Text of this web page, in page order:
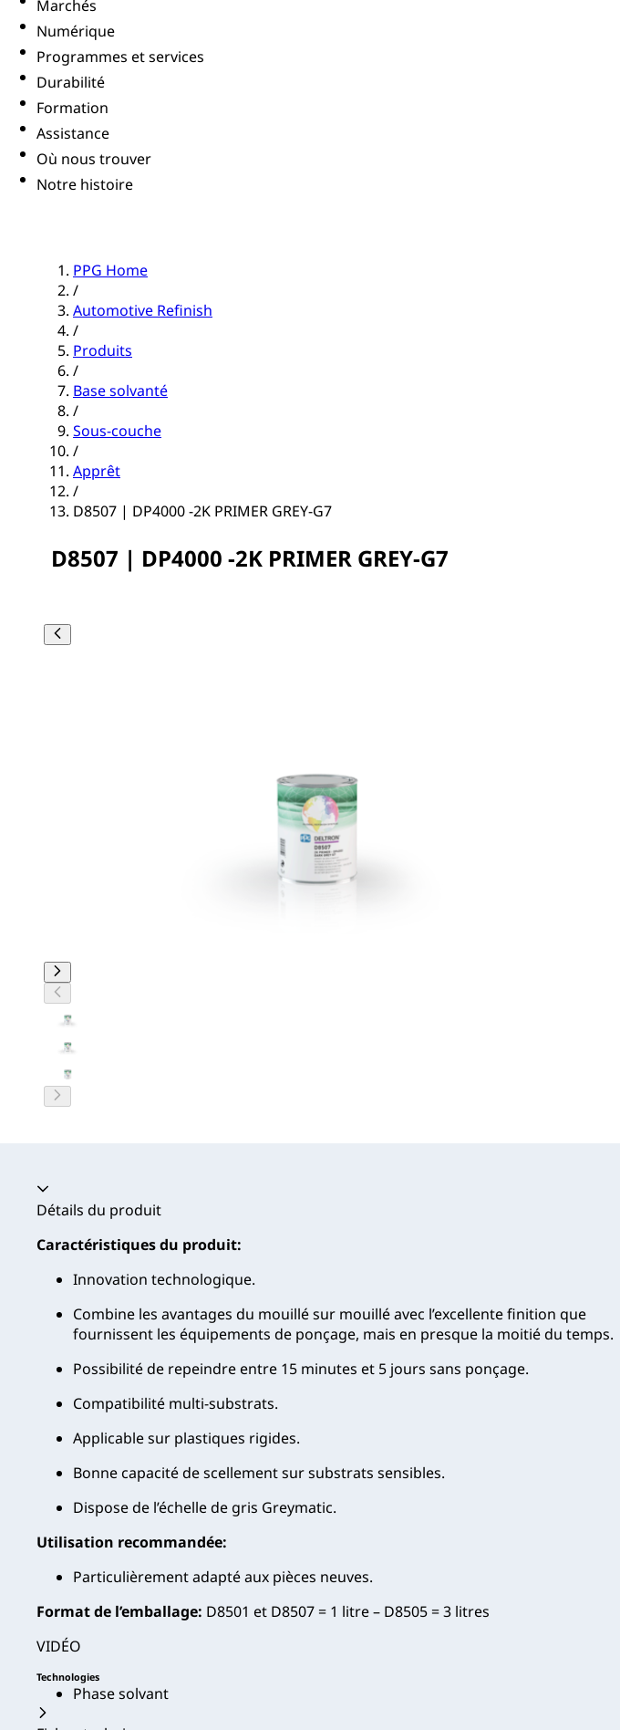
Marchés
Numérique
Programmes et services
Durabilité
Formation
Assistance
Où nous trouver
Notre histoire
PPG Home
/
Automotive Refinish
/
Produits
/
Base solvanté
/
Sous-couche
/
Apprêt
/
D8507 | DP4000 -2K PRIMER GREY-G7
D8507 | DP4000 -2K PRIMER GREY-G7
Accordéon fermé
Détails du produit
Caractéristiques du produit:
Innovation technologique.
Combine les avantages du mouillé sur mouillé avec l’excellente finition que
fournissent les équipements de ponçage, mais en presque la moitié du temps.
Possibilité de repeindre entre 15 minutes et 5 jours sans ponçage.
Compatibilité multi-substrats.
Applicable sur plastiques rigides.
Bonne capacité de scellement sur substrats sensibles.
Dispose de l’échelle de gris Greymatic.
Utilisation recommandée:
Particulièrement adapté aux pièces neuves.
Format de l’emballage: D8501 et D8507 = 1 litre – D8505 = 3 litres
VIDÉO
Technologies
Phase solvant